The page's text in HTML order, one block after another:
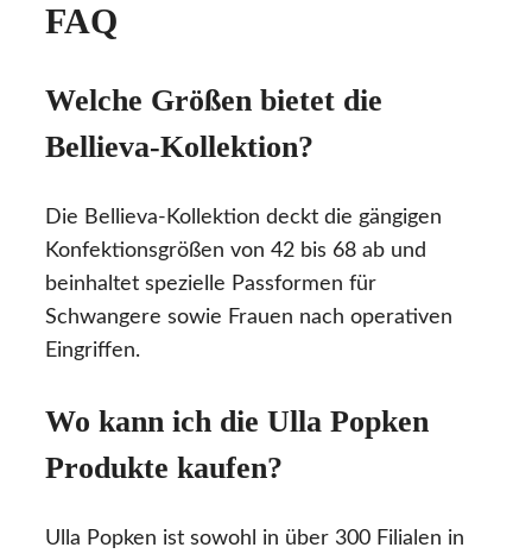
FAQ
Welche Größen bietet die
Bellieva-Kollektion?
Die Bellieva-Kollektion deckt die gängigen
Konfektionsgrößen von 42 bis 68 ab und
beinhaltet spezielle Passformen für
Schwangere sowie Frauen nach operativen
Eingriffen.
Wo kann ich die Ulla Popken
Produkte kaufen?
Ulla Popken ist sowohl in über 300 Filialen in